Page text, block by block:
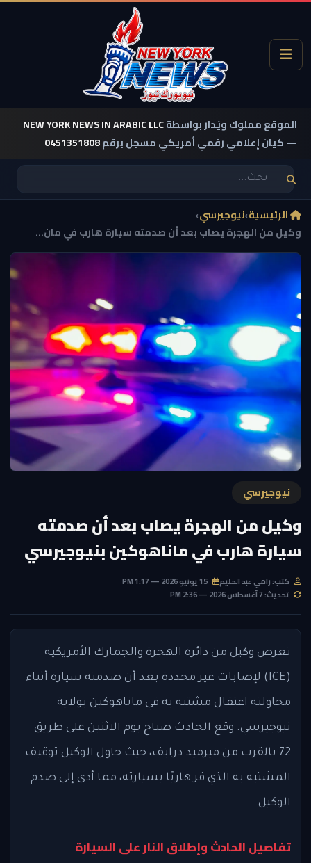
الموقع مملوك ويُدار بواسطةNEW YORK NEWS IN ARABIC LLC
— كيان إعلامي رقمي أمريكي مسجل برقم0451351808
الرئيسية›نيوجيرسي›
وكيل من الهجرة يصاب بعد أن صدمته سيارة هارب في مان...
نيوجيرسي
وكيل من الهجرة يصاب بعد أن صدمته
سيارة هارب في ماناهوكين بنيوجيرسي
كتب: رامي عبد الحليم
تحديث: 7 أغسطس 2026 — 2:36 PM
تعرض وكيل من دائرة الهجرة والجمارك الأمريكية
(ICE) لإصابات غير محددة بعد أن صدمته سيارة أثناء
محاولته اعتقال مشتبه به في ماناهوكين بولاية
نيوجيرسي. وقع الحادث صباح يوم الاثنين على طريق
72 بالقرب من ميرميد درايف، حيث حاول الوكيل توقيف
المشتبه به الذي فر هاربًا بسيارته، مما أدى إلى صدم
الوكيل.
تفاصيل الحادث وإطلاق النار على السيارة